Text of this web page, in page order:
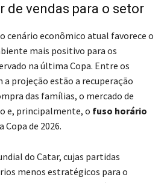
de vendas para o setor
o cenário econômico atual favorece o
mais positivo para os
na última Copa. Entre os
projeção estão a recuperação
das famílias, o mercado de
e, principalmente, o fuso horário
Copa de 2026.
do Catar, cujas partidas
menos estratégicos para o